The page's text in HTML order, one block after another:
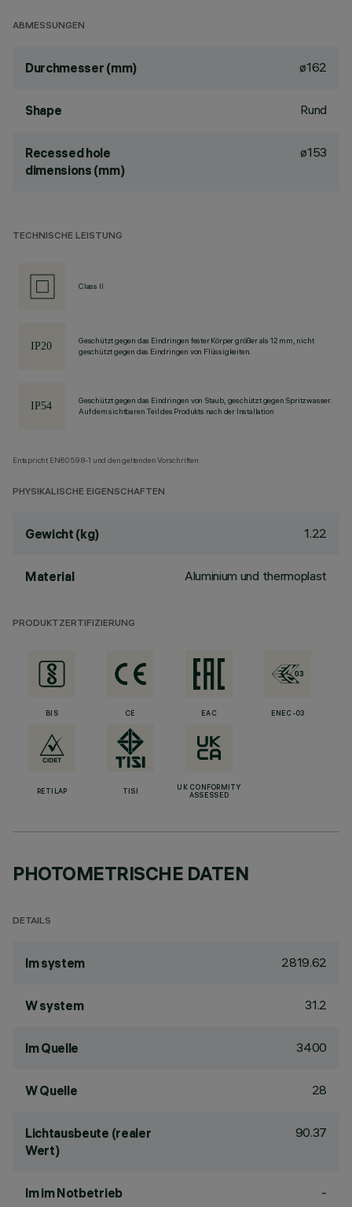
ABMESSUNGEN
Durchmesser (mm) ø162
Shape Rund
Recessed hole
dimensions (mm)
ø153
TECHNISCHE LEISTUNG
Class II
Geschützt gegen das Eindringen fester Körper größer als 12 mm, nicht
geschützt gegen das Eindringen von Flüssigkeiten.
Geschützt gegen das Eindringen von Staub, geschützt gegen Spritzwasser.
Auf dem sichtbaren Teil des Produkts nach der Installation
Entspricht EN60598-1 und den geltenden Vorschriften.
PHYSIKALISCHE EIGENSCHAFTEN
Gewicht (kg) 1.22
Material Aluminium und thermoplast
PRODUKTZERTIFIZIERUNG
BIS CE EAC ENEC-03
RETILAP TISI
UK CONFORMITY
ASSESSED
PHOTOMETRISCHE DATEN
DETAILS
lm system 2819.62
W system 31.2
lm Quelle 3400
W Quelle 28
Lichtausbeute (realer
Wert)
90.37
lm im Notbetrieb -